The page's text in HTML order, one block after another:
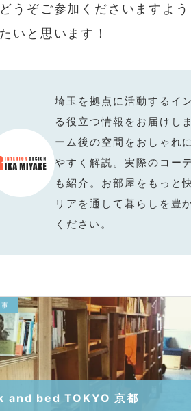
うぞご参加くださいますよ
いと思います！
三
宅
利
佳
の
ン
テ
リ
ア
埼玉を拠点に活動するイ
る役立つ情報をお届けし
ーム後の空間をおしゃれ
やすく解説。実際のコー
も紹介。お部屋をもっと
リアを通して暮らしを豊
ください。
and bed TOKYO 京都